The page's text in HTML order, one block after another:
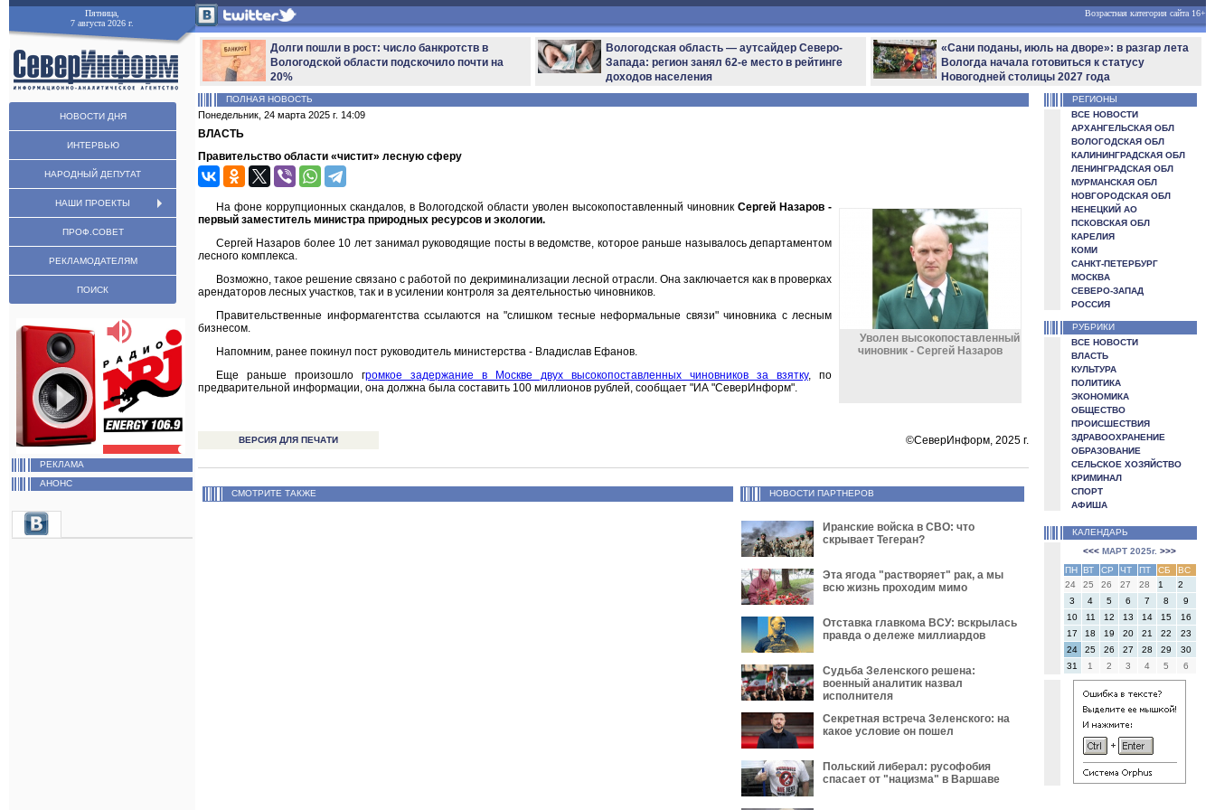
Пятница,
7 августа 2026 г.
НОВОСТИ ДНЯ
ИНТЕРВЬЮ
НАРОДНЫЙ ДЕПУТАТ
НАШИ ПРОЕКТЫ
ПРОФ.СОВЕТ
РЕКЛАМОДАТЕЛЯМ
ПОИСК
РЕКЛАМА
АНОНС
Возрастная категория сайта 16+
Долги пошли в рост: число банкротств в
Вологодской области подскочило почти на
20%
Вологодская область — аутсайдер Северо-
Запада: регион занял 62-е место в рейтинге
доходов населения
«Сани поданы, июль на дворе»: в разгар лета
Вологда начала готовиться к статусу
Новогодней столицы 2027 года
ПОЛНАЯ НОВОСТЬ
Понедельник, 24 марта 2025 г. 14:09
ВЛАСТЬ
Правительство области «чистит» лесную сферу
Уволен высокопоставленный
чиновник - Сергей Назаров
На фоне коррупционных скандалов, в Вологодской области уволен высокопоставленный чиновник Сергей Назаров -
первый заместитель министра природных ресурсов и экологии.
Сергей Назаров более 10 лет занимал руководящие посты в ведомстве, которое раньше называлось департаментом
лесного комплекса.
Возможно, такое решение связано с работой по декриминализации лесной отрасли. Она заключается как в проверках
арендаторов лесных участков, так и в усилении контроля за деятельностью чиновников.
Правительственные информагентства ссылаются на "слишком тесные неформальные связи" чиновника с лесным
бизнесом.
Напомним, ранее покинул пост руководитель министерства - Владислав Ефанов.
Еще раньше произошло громкое задержание в Москве двух высокопоставленных чиновников за взятку, по
предварительной информации, она должна была составить 100 миллионов рублей, сообщает "ИА "СеверИнформ".
ВЕРСИЯ ДЛЯ ПЕЧАТИ ©СеверИнформ, 2025 г.
СМОТРИТЕ ТАКЖЕ НОВОСТИ ПАРТНЕРОВ
Иранские войска в СВО: что
скрывает Тегеран?
Эта ягода "растворяет" рак, а мы
всю жизнь проходим мимо
Отставка главкома ВСУ: вскрылась
правда о дележе миллиардов
Судьба Зеленского решена:
военный аналитик назвал
исполнителя
Секретная встреча Зеленского: на
какое условие он пошел
Польский либерал: русофобия
спасает от "нацизма" в Варшаве
РЕГИОНЫ
ВСЕ НОВОСТИ
АРХАНГЕЛЬСКАЯ ОБЛ
ВОЛОГОДСКАЯ ОБЛ
КАЛИНИНГРАДСКАЯ ОБЛ
ЛЕНИНГРАДСКАЯ ОБЛ
МУРМАНСКАЯ ОБЛ
НОВГОРОДСКАЯ ОБЛ
НЕНЕЦКИЙ АО
ПСКОВСКАЯ ОБЛ
КАРЕЛИЯ
КОМИ
САНКТ-ПЕТЕРБУРГ
МОСКВА
СЕВЕРО-ЗАПАД
РОССИЯ
РУБРИКИ
ВСЕ НОВОСТИ
ВЛАСТЬ
КУЛЬТУРА
ПОЛИТИКА
ЭКОНОМИКА
ОБЩЕСТВО
ПРОИСШЕСТВИЯ
ЗДРАВООХРАНЕНИЕ
ОБРАЗОВАНИЕ
СЕЛЬСКОЕ ХОЗЯЙСТВО
КРИМИНАЛ
СПОРТ
АФИША
КАЛЕНДАРЬ
<<< МАРТ 2025г. >>>
ПН
ВТ СР ЧТ ПТ СБ
ВС
24
25 26 27 28 1
2
3
4 5 6 7 8
9
10
11 12 13 14 15
16
17
18 19 20 21 22
23
24
25 26 27 28 29
30
31
1 2 3 4 5 6